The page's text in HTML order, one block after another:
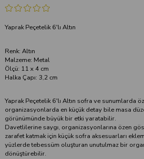
Yaprak Peçetelik 6'lı Altın
Renk: Altın
Malzeme: Metal
Ölçü: 11 x 4 cm
Halka Çapı: 3,2 cm
Yaprak Peçetelik 6'lı Altın sofra ve sunumlarda
organizasyonlarda en küçük detay bile masa
görünümünde büyük bir etki yaratabilir.
Davetlilerine saygı, organizasyonlarına özen
zarafet katmak için küçük sofra aksesuarları
yüzlerde tebessüm oluşturan unutulmaz bir
dönüştürebilir.